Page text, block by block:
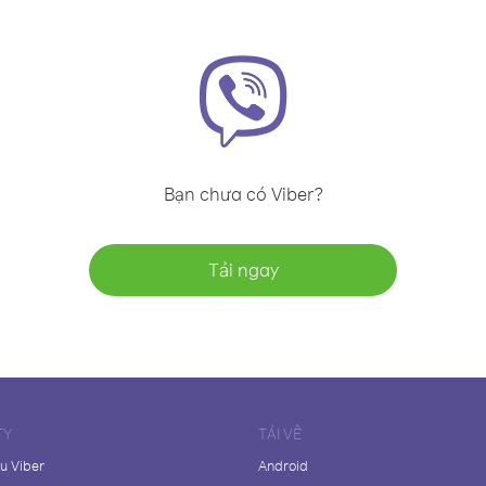
Bạn chưa có Viber?
Tải ngay
Viber
TẢI VỀ
Android